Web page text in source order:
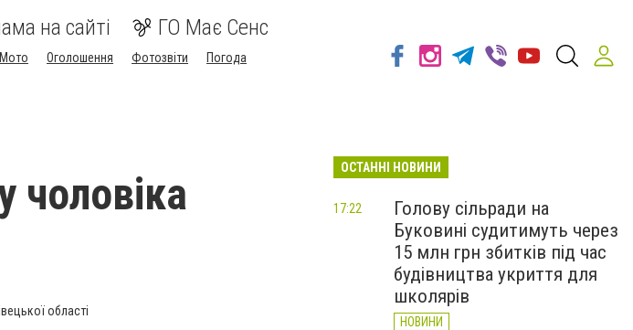
на сайті ГО Має Сенс
Оголошення Фотозвіти
Погода
чоловіка
області
ОСТАННІ НОВИНИ
Голову сільради на
Буковині судитимуть через
15 млн грн збитків під час
будівництва укриття для
школярів
НОВИНИ
17:22